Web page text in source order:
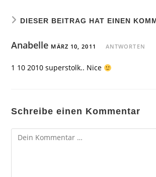
DIESER BEITRAG HAT EINEN
Anabelle MÄRZ 10, 2011 ANTWORTEN
1 10 2010 superstolk.. Nice
Schreibe einen Kommentar
Kommentar